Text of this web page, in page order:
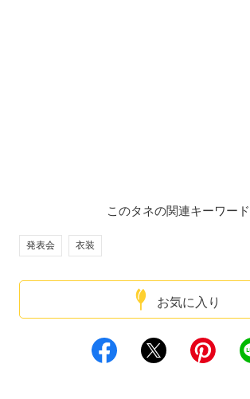
お気に入り
このタネの関連キーワード
発表会 衣装